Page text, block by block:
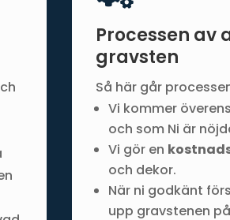
Processen av
gravsten
Så här går
Vi kommer
och som Ni är
Vi gör en
och dekor.
När ni godkänt
upp gravstenen